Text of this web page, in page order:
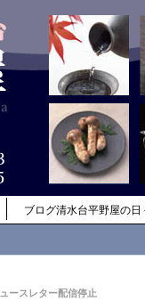
ブログ清水台平野屋の日
ースレター配信停止